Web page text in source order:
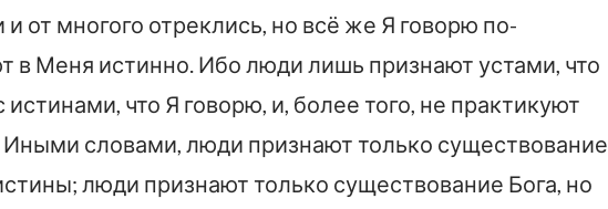
от многого отреклись, но всё же Я говорю по-
в Меня истинно. Ибо люди лишь признают устами, что
что Я говорю, и, более того, не практикуют
Иными словами, люди признают только существование
люди признают только существование Бога, но